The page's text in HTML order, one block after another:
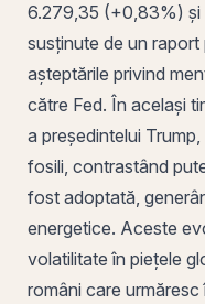
6.279,35 (+0,83%) și
susținute de un
așteptările privind
către Fed. În același
a președintelui
fosili, contrastând
fost adoptată,
energetice. Aceste
volatilitate în piețele
români care